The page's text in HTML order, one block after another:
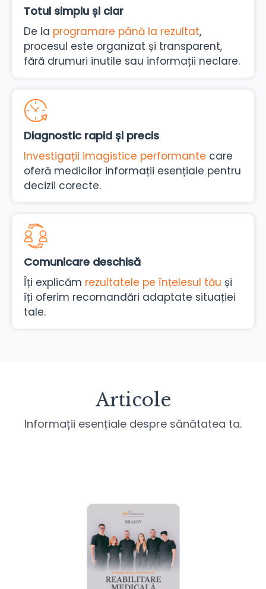
Totul simplu și clar
De la programare până la rezultat,
procesul este organizat și transparent,
fără drumuri inutile sau informații neclare.
Diagnostic rapid și precis
Investigații imagistice performante care
oferă medicilor informații esențiale pentru
decizii corecte.
Comunicare deschisă
Îți explicăm rezultatele pe înțelesul tău și
îți oferim recomandări adaptate situației
tale.
Articole
Informații esențiale despre sănătatea ta.